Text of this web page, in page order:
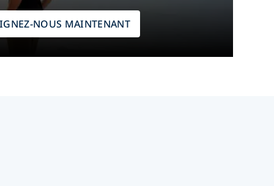
NOUS MAINTENANT